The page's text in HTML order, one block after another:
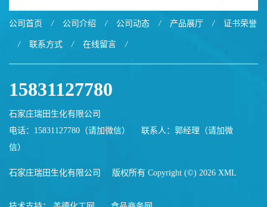
公司首页 / 公司介绍 / 公司动态 / 产品展厅 / 证书荣誉
/ 联系方式 / 在线留言 /
15831127780
石家庄瑞田生化有限公司
电话：15831127780（请加微信）
联系人：郭经理（请加微
信）
石家庄瑞田生化有限公司 版权所有 Copyright (©) 2026 XML